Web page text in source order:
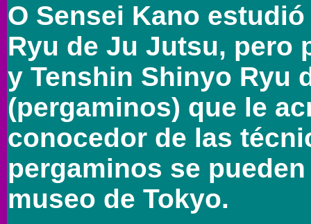
O Sensei Kano
Ryu de Ju Jutsu, pero
y Tenshin Shinyo Ryu
(pergaminos) que le
conocedor de las
pergaminos se
museo de Tokyo.